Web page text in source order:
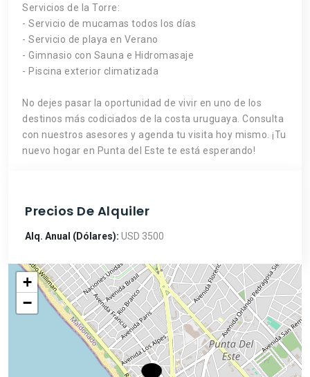
Servicios de la Torre:
- Servicio de mucamas todos los días
- Servicio de playa en Verano
- Gimnasio con Sauna e Hidromasaje
- Piscina exterior climatizada
No dejes pasar la oportunidad de vivir en uno de los
destinos más codiciados de la costa uruguaya. Consulta
con nuestros asesores y agenda tu visita hoy mismo. ¡Tu
nuevo hogar en Punta del Este te está esperando!
Precios De Alquiler
Alq. Anual (Dólares): USD 3500
+
−